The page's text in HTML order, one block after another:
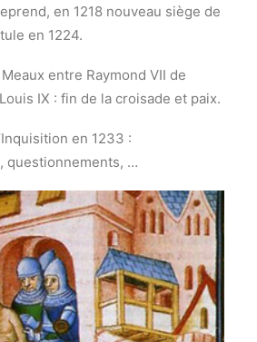
en 1218 nouveau siège de
en 1224.
entre Raymond VII de
IX : fin de la croisade et paix.
en 1233 :
questionnements, …